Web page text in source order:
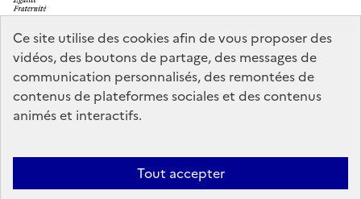
Ce site utilise des cookies afin de vous proposer des
vidéos, des boutons de partage, des messages de
communication personnalisés, des remontées de
contenus de plateformes sociales et des contenus
animés et interactifs.
Tout accepter
legifrance.gouv.fr
info.gouv.fr
service-public.gouv.fr
data.gouv.fr
Mentions légales
conforme
Politique d’utilisation des témoins de connexion